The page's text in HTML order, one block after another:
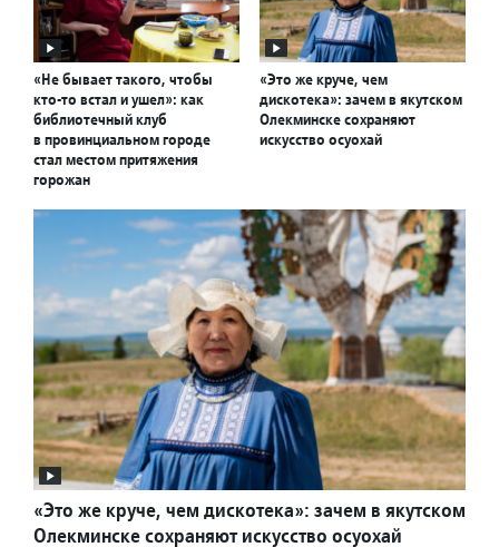
«Не бывает такого, чтобы
кто-то встал и ушел»: как
библиотечный клуб
в провинциальном городе
стал местом притяжения
горожан
«Это же круче, чем
дискотека»: зачем в якутском
Олекминске сохраняют
искусство осуохай
«Это же круче, чем дискотека»: зачем в якутском
Олекминске сохраняют искусство осуохай